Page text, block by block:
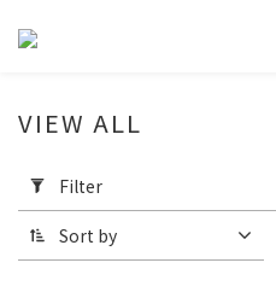
Filter
(0/20)
VIEW ALL
Filter
Sort by